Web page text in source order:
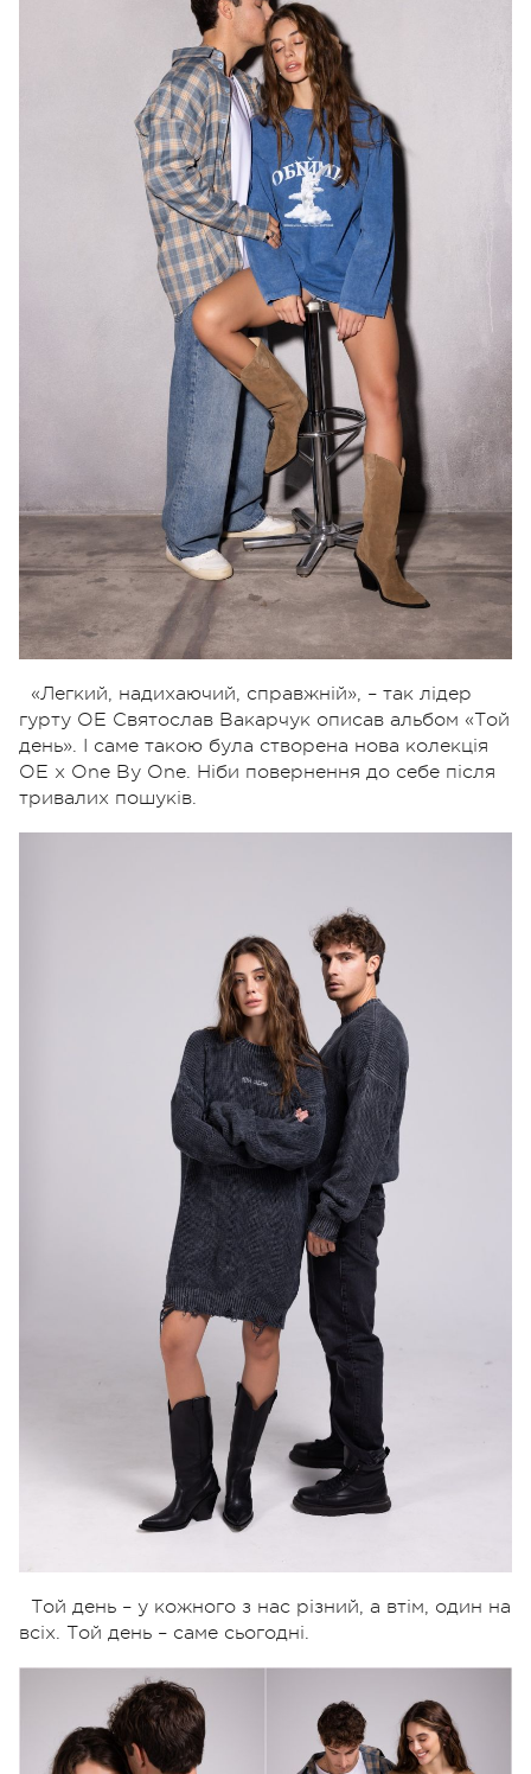
«Легкий, надихаючий, справжній», – так лідер
гурту ОЕ Святослав Вакарчук описав альбом «Той
день». І саме такою була створена нова колекція
ОЕ х One By One. Ніби повернення до себе після
тривалих пошуків.
Той день – у кожного з нас різний, а втім, один на
всіх. Той день – саме сьогодні.